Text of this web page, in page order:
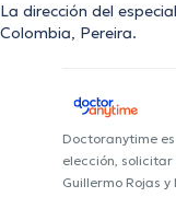
La dirección del
Colombia, Pereira.
Doctoranytime
elección,
Guillermo Rojas